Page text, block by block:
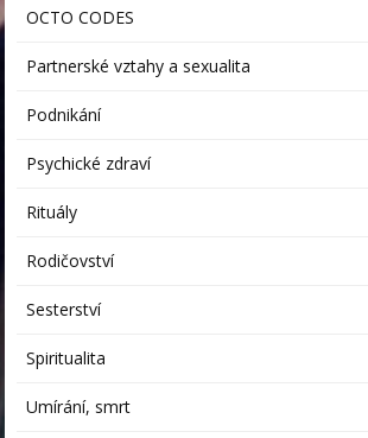
OCTO CODES
Partnerské vztahy a sexualita
Podnikání
Psychické zdraví
Rituály
Rodičovství
Sesterství
Spiritualita
Umírání, smrt